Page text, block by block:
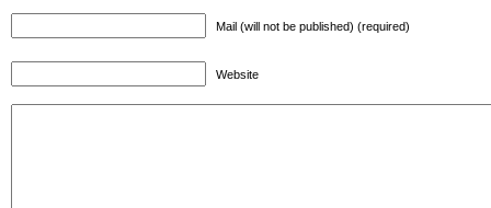
Mail (will not be published) (required)
Website